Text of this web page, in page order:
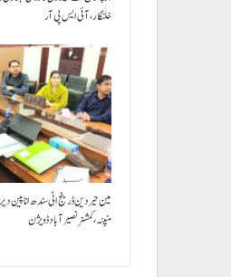
خلنگار،آئی ایس پی آر
مین حیردین ڈرینج اٹی سندھ انا
منپنہ،کمشنر نصیرآباد ڈویژن